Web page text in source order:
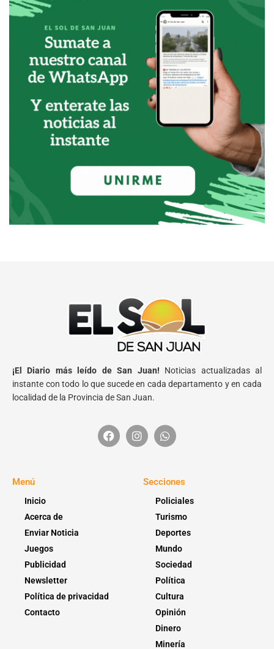
¡El Diario más leído de San Juan! Noticias actualizadas al
instante con todo lo que sucede en cada departamento y en cada
localidad de la Provincia de San Juan.
Menú
Inicio
Acerca de
Enviar Noticia
Juegos
Publicidad
Newsletter
Política de privacidad
Contacto
Secciones
Policiales
Turismo
Deportes
Mundo
Sociedad
Política
Cultura
Opinión
Dinero
Minería